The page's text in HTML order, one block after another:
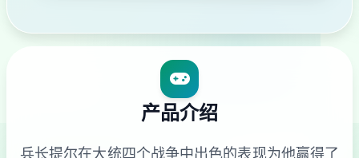
产品介绍
兵长提尔在大统四个战争中出色的表现为他赢得了